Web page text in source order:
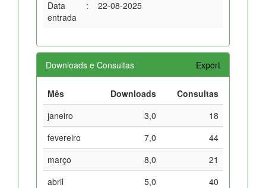
Data
entrada
: 22-08-2025
Downloads e Consultas Export
Mês Downloads
Consultas
janeiro
3,0
18
fevereiro
7,0
44
março
8,0
21
abril
5,0
40